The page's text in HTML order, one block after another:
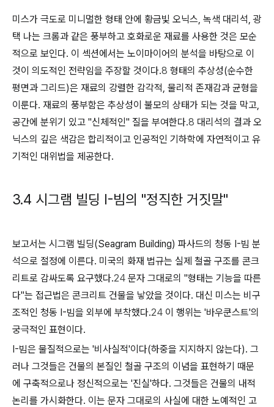
미스가 극도로 미니멀한 형태 안에 황금빛 오닉스, 녹색 대리석, 광
택 나는 크롬과 같은 풍부하고 호화로운 재료를 사용한 것은 모순
적으로 보인다. 이 섹션에서는 노이마이어의 분석을 바탕으로 이
것이 의도적인 전략임을 주장할 것이다.8 형태의 추상성(순수한
평면과 그리드)은 재료의 강렬한 감각적, 물리적 존재감과 균형을
이룬다. 재료의 풍부함은 추상성이 불모의 상태가 되는 것을 막고,
공간에 분위기 있고 "신체적인" 질을 부여한다.8 대리석의 결과 오
닉스의 깊은 색감은 합리적이고 인공적인 기하학에 자연적이고 유
기적인 대위법을 제공한다.
3.4 시그램 빌딩 I-빔의 "정직한 거짓말"
보고서는 시그램 빌딩(Seagram Building) 파사드의 청동 I-빔 분
석으로 절정에 이른다. 미국의 화재 법규는 실제 철골 구조를 콘크
리트로 감싸도록 요구했다.24 문자 그대로의 "형태는 기능을 따른
다"는 접근법은 콘크리트 건물을 낳았을 것이다. 대신 미스는 비구
조적인 청동 I-빔을 외부에 부착했다.24 이 행위는 '바우쿤스트'의
궁극적인 표현이다.
I-빔은 물질적으로는 '비사실적'이다(하중을 지지하지 않는다). 그
러나 그것들은 건물의 본질인 철골 구조의 이념을 표현하기 때문
에 구축적으로나 정신적으로는 '진실'하다. 그것들은 건물의 내적
논리를 가시화한다. 이는 문자 그대로의 사실에 대한 노예적인 고